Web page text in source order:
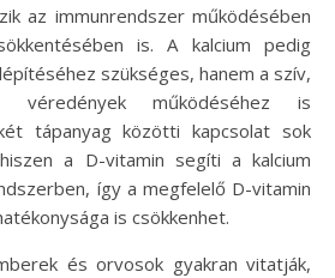
az immunrendszer működésében
is. A kalcium pedig
szükséges, hanem a szív,
működéséhez is
tápanyag közötti kapcsolat sok
a D-vitamin segíti a kalcium
így a megfelelő D-vitamin
is csökkenhet.
és orvosok gyakran vitatják,